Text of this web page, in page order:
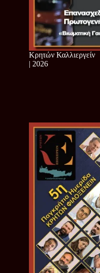
Κρητών Καλλιεργείν
| 2026